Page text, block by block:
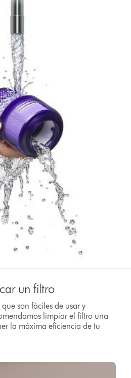
un filtro
son fáciles de usar y
limpiar el filtro una
la máxima eficiencia de tu